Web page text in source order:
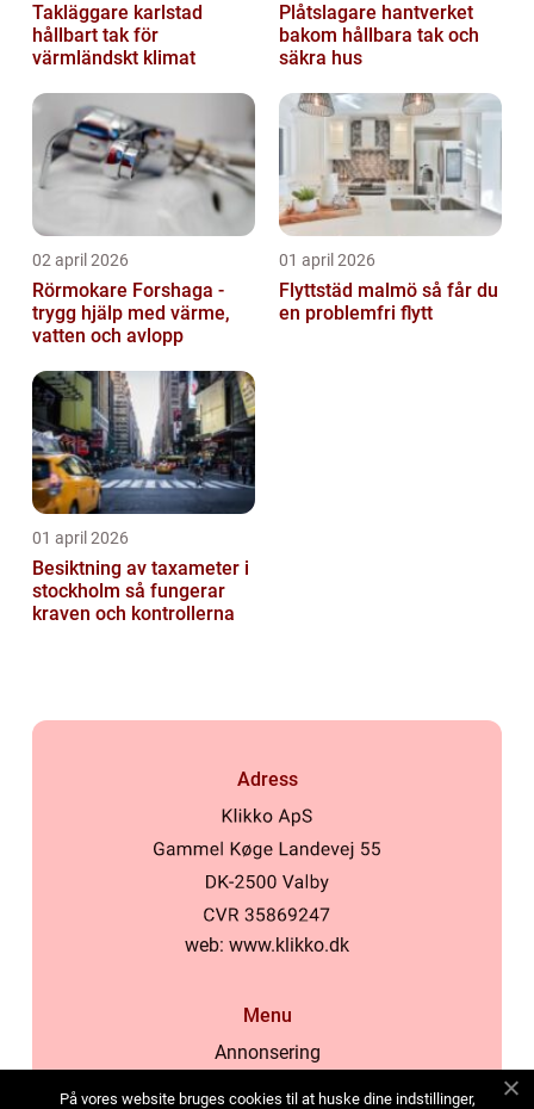
Takläggare karlstad
hållbart tak för
värmländskt klimat
Plåtslagare hantverket
bakom hållbara tak och
säkra hus
02 april 2026
Rörmokare Forshaga -
trygg hjälp med värme,
vatten och avlopp
01 april 2026
Flyttstäd malmö så får du
en problemfri flytt
01 april 2026
Besiktning av taxameter i
stockholm så fungerar
kraven och kontrollerna
Adress
web: www.klikko.dk
Menu
Annonsering
På vores website bruges cookies til at huske dine indstillinger,